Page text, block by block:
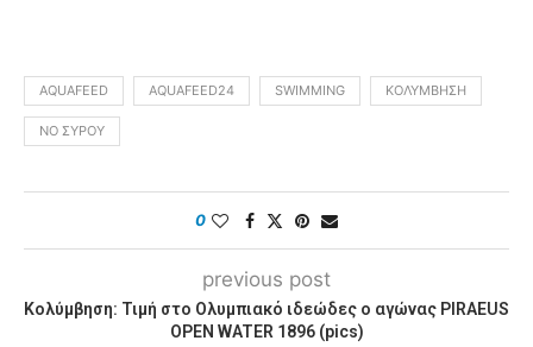
AQUAFEED AQUAFEED24 SWIMMING ΚΟΛΎΜΒΗΣΗ
ΝΟ ΣΎΡΟΥ
0
previous post
Κολύμβηση: Τιμή στο Ολυμπιακό ιδεώδες ο αγώνας PIRAEUS
OPEN WATER 1896 (pics)